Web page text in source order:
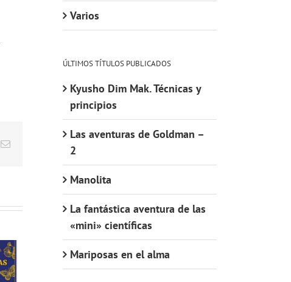
Correo
Varios
ÚLTIMOS TÍTULOS PUBLICADOS
Kyusho Dim Mak. Técnicas y
principios
Las aventuras de Goldman –
2
Manolita
La fantástica aventura de las
«mini» científicas
Mariposas en el alma